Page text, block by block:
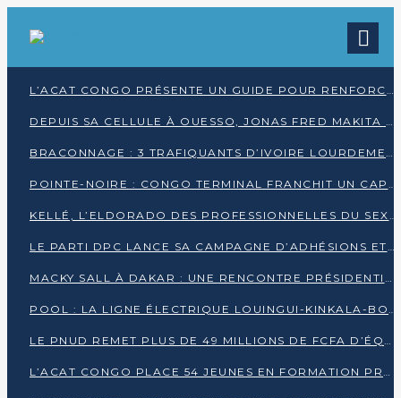
L’ACAT CONGO PRÉSENTE UN GUIDE POUR RENFORCER LES GARANTIES JUDICIAIRES EN GARDE À VUE
DEPUIS SA CELLULE À OUESSO, JONAS FRED MAKITA DÉNONCE CE QU’IL QUALIFIE DE DÉNI DE JUSTICE
BRACONNAGE : 3 TRAFIQUANTS D’IVOIRE LOURDEMENT CONDAMNÉS À DJAMBALA
POINTE-NOIRE : CONGO TERMINAL FRANCHIT UN CAP HISTORIQUE AVEC 99 MOUVEMENTS/HEURE
KELLÉ, L’ELDORADO DES PROFESSIONNELLES DU SEXE
LE PARTI DPC LANCE SA CAMPAGNE D’ADHÉSIONS ET VEUT STRUCTURER SA PRÉSENCE DANS LES 15 DÉPARTEMENTS
MACKY SALL À DAKAR : UNE RENCONTRE PRÉSIDENTIELLE QUI DIVISE L’OPINION SÉNÉGALAISE
POOL : LA LIGNE ÉLECTRIQUE LOUINGUI-KINKALA-BOKO MISE EN SERVICE
LE PNUD REMET PLUS DE 49 MILLIONS DE FCFA D’ÉQUIPEMENTS POUR ACCÉLÉRER LA NUMÉRISATION DU SYSTÈME DE SANTÉ
L’ACAT CONGO PLACE 54 JEUNES EN FORMATION PROFESSIONNELLE